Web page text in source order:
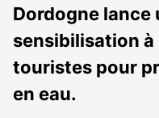
Dordogne lance
sensibilisation
touristes pour
en eau.